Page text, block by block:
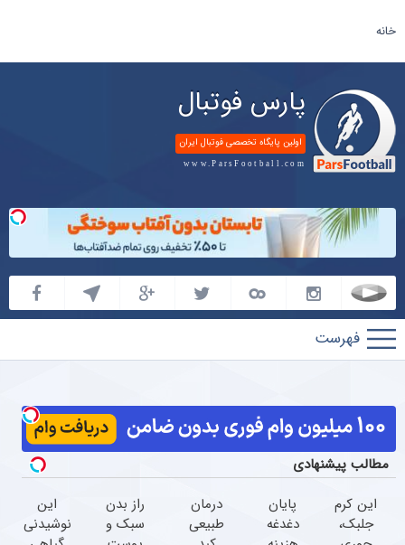
خانه
پارس فوتبال
اولین پایگاه تخصصی فوتبال ایران
www.ParsFootball.com
پارس
فوتبال
مطالب پیشنهادی
این کرم
جلبک،
پایان
دغدغه
درمان
طبیعی
راز بدن
سبک و
این
نوشیدنی